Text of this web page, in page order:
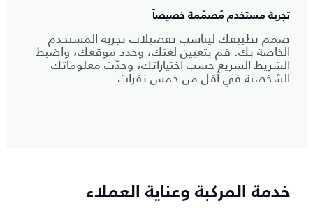
تجربة مستخدم مُصمّمة خصيصاً
صمم تطبيقك ليناسب تفضيلات تجربة المستخدم
الخاصة بك. قم بتعيين لغتك، وحدد موقعك، واضبط
الشريط السريع حسب اختياراتك، وحدّث معلوماتك
الشخصية في أقل من خمس نقرات.
خدمة المركبة وعناية العملاء